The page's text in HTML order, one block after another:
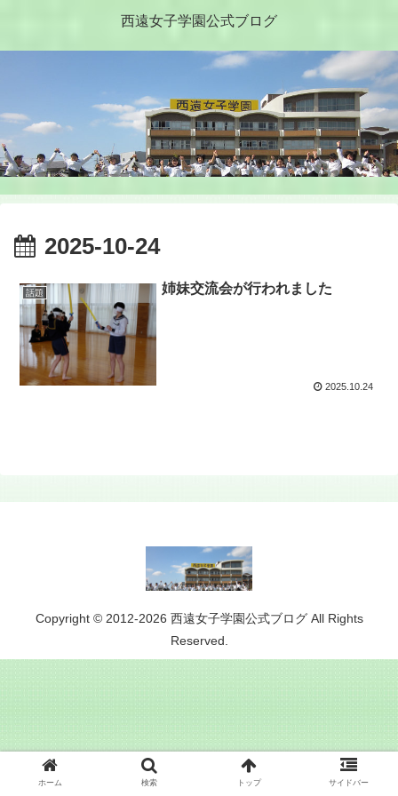
西遠女子学園公式ブログ
2025-10-24
話題 姉妹交流会が行われました
2025.10.24
Copyright © 2012-2026 西遠女子学園公式ブログ All Rights
Reserved.
ホーム 検索 トップ サイドバー